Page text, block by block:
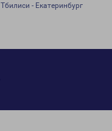
Тбилиси - Екатеринбург